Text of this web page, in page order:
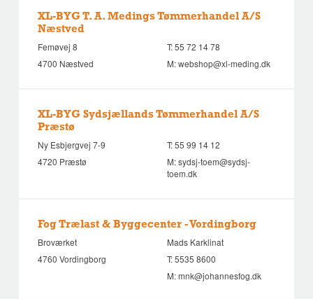
XL-BYG T. A. Medings Tømmerhandel A/S
Næstved
Femøvej 8
4700 Næstved
T:55 72 14 78
M:webshop@xl-meding.dk
XL-BYG Sydsjællands Tømmerhandel A/S
Præstø
Ny Esbjergvej 7-9
4720 Præstø
T:55 99 14 12
M:sydsj-toem@sydsj-
toem.dk
Fog Trælast & Byggecenter - Vordingborg
Broværket
4760 Vordingborg
Mads Karklinat
T:5535 8600
M:mnk@johannesfog.dk